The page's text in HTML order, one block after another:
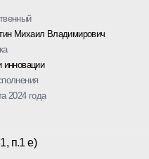
Михаил Владимирович
инновации
2024 года
п.1 е)